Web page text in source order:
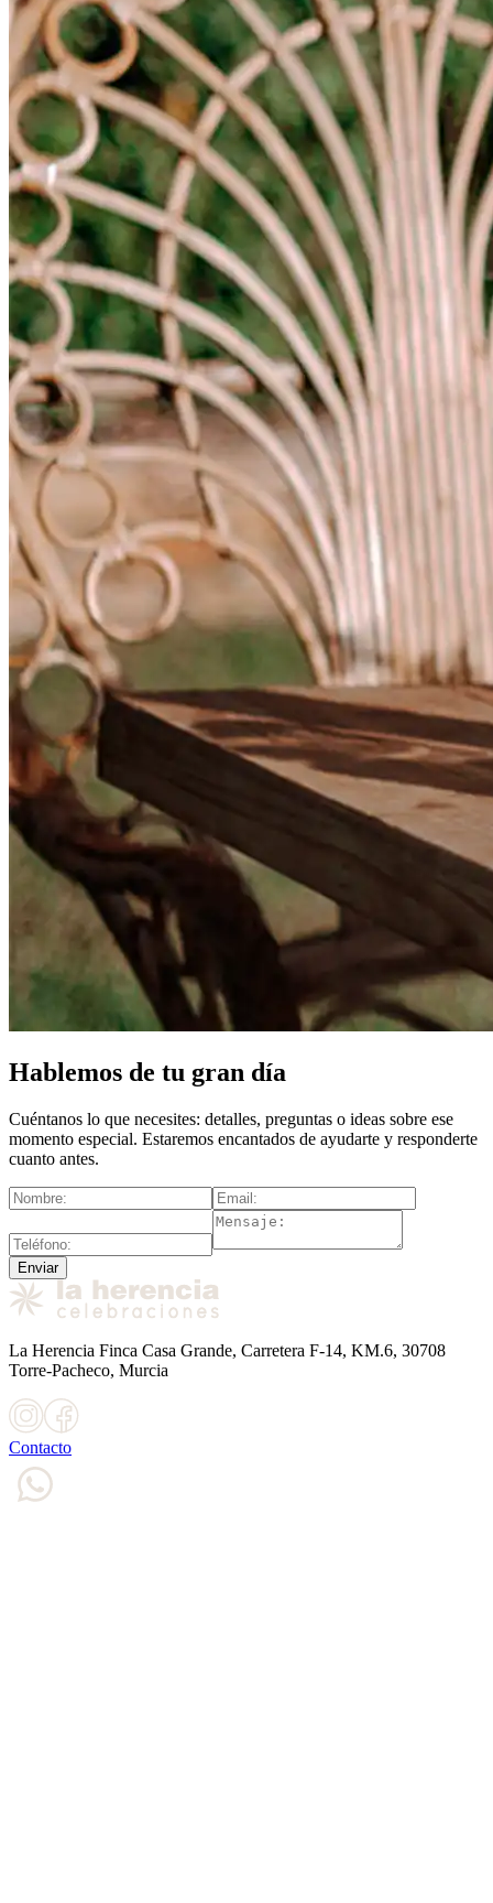
Hablemos de tu gran día
Cuéntanos lo que necesites: detalles, preguntas o ideas sobre ese
momento especial. Estaremos encantados de ayudarte y responderte
cuanto antes.
Enviar
La Herencia Finca Casa Grande, Carretera F-14, KM.6, 30708
Torre-Pacheco, Murcia
Contacto